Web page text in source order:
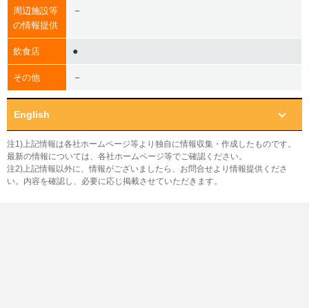
周辺施設等
の情報提供
－
飲食店 ●
その他 －
English
注1)上記情報は各社ホームページ等より独自に情報収集・作成したものです。
最新の情報については、各社ホームページ等でご確認ください。
注2)上記情報以外に、情報がございましたら、お問合せより情報提供くださ
い。内容を確認し、必要に応じ掲載させていただきます。